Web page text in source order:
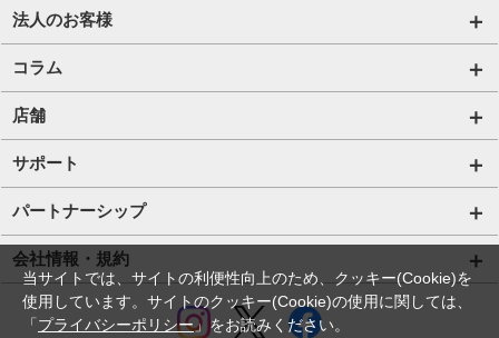
販売終了したプラン
国内外長期レンタル HIS Wi-Fi PLUS+
携帯レンタル
HIS Mobileケア
海外通信一覧
海外短期レンタル HIS Wi-Fi
国内外長期レンタル HIS Wi-Fi PLUS+
プリペイドSIM
法人のお客様
サービス一覧【法人】
格安SIM【法人】
ご利用開始の流れ【法人】
法人向け取扱端末
Wi-Fiレンタル HIS Wi-Fi PLUS+ for Biz
IoTソリューション
コラム
コラムTOP
格安SIMに関する記事
Wi-Fiに関する記事
スマホ・タブレット端末に関する記事
お役立ち情報
法人コラム
店舗
HISモバイル取扱店舗
サポート
サポートトップページ
SIMロック解除手続き
プロファイル・APN設定の方法
パートナーシップ
店舗型代理店募集
アライアンス関係
会社情報・規約
会社情報
当サイトでは、サイトの利便性向上のため、クッキー(Cookie)を
使用しています。サイトのクッキー(Cookie)の使用に関しては、
「 プライバシーポリシー」をお読みください。